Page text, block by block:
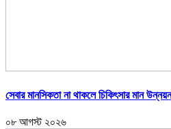
সেবার মানসিকতা না থাকলে চিকিৎসার মান
০৮ আগস্ট ২০২৬